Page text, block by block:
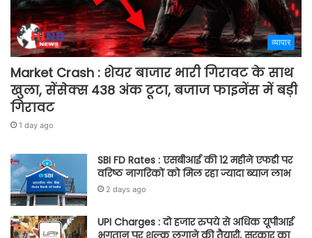
व्यापार
Market Crash : शेयर बाजार भारी गिरावट के साथ
खुला, सेंसेक्स 438 अंक टूटा, बजाज फाइनेंस में बड़ी
गिरावट
1 day ago
SBI FD Rates : एसबीआई की 12 महीने एफडी पर
वरिष्ठ नागरिकों को मिल रहा ज्यादा ब्याज लाभ
2 days ago
UPI Charges : दो हजार रुपये से अधिक यूपीआई
भुगतान पर शुल्क लगाने की तैयारी, सरकार का